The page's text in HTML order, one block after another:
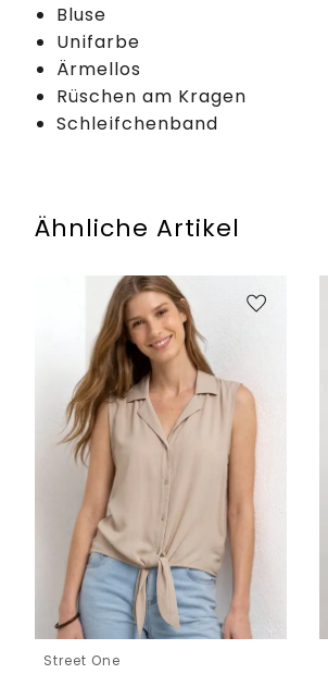
Bluse
Unifarbe
Ärmellos
Rüschen am Kragen
Schleifchenband
Ähnliche Artikel
Street One